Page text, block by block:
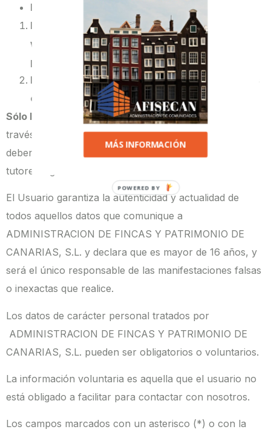
Datos relativos a la solicitud
Datos de los usuarios que navegan por nuestra
web: Datos proporcionados por las cookies y
por Google Analytics.
Datos de los usuarios que realizan comentarios
en nuestro blog
Sólo los mayores de 16 añospueden facilitar datos a
través de nuestra web. Si eres menor de esta edad
deberás contar con el consentimiento de tus padres o
tutores legales.
El Usuario garantiza la autenticidad y actualidad de
todos aquellos datos que comunique a
ADMINISTRACION DE FINCAS Y PATRIMONIO DE
CANARIAS, S.L. y declara que es mayor de 16 años, y
será el único responsable de las manifestaciones falsas
o inexactas que realice.
Los datos de carácter personal tratados por
ADMINISTRACION DE FINCAS Y PATRIMONIO DE
CANARIAS, S.L. pueden ser obligatorios o voluntarios.
La información voluntaria es aquella que el usuario no
está obligado a facilitar para contactar con nosotros.
Los campos marcados con un asterisco (*) o con la
MÁS INFORMACIÓN
POWERED BY